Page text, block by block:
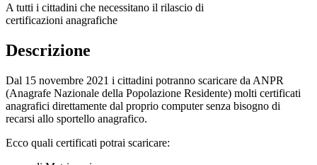
A tutti i cittadini che necessitano il rilascio di
certificazioni anagrafiche
Descrizione
Dal 15 novembre 2021 i cittadini potranno scaricare da ANPR
(Anagrafe Nazionale della Popolazione Residente) molti certificati
anagrafici direttamente dal proprio computer senza bisogno di
recarsi allo sportello anagrafico.
Ecco quali certificati potrai scaricare: